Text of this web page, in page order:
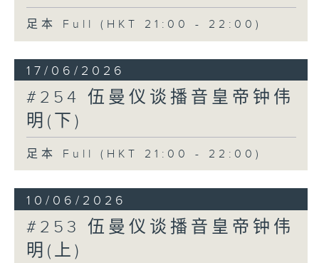
足本 Full (HKT 21:00 - 22:00)
17/06/2026
#254 伍曼仪谈播音皇帝钟伟
明(下)
足本 Full (HKT 21:00 - 22:00)
10/06/2026
#253 伍曼仪谈播音皇帝钟伟
明(上)